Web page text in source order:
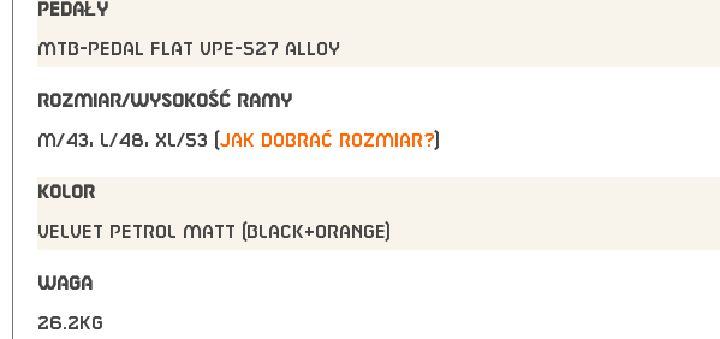
PEDAŁY
MTB-Pedal flat VPE-527 alloy
ROZMIAR/WYSOKOŚĆ RAMY
M/43, L/48, XL/53 ( jak dobrać rozmiar?
KOLOR
VELVET PETROL MATT (BLACK+ORANGE)
WAGA
26.2kg